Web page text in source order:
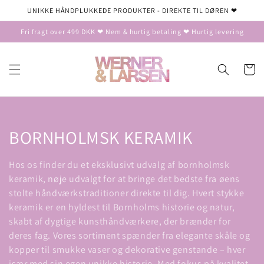
Gå til
UNIKKE HÅNDPLUKKEDE PRODUKTER - DIREKTE TIL DØREN ❤
Fri fragt over 499 DKK ❤ Nem & hurtig betaling ❤ Hurtig levering
K
o
l
l
e
k
BORNHOLMSK KERAMIK
Hos os finder du et eksklusivt udvalg af bornholmsk
keramik, nøje udvalgt for at bringe det bedste fra øens
stolte håndværkstraditioner direkte til dig. Hvert stykke
keramik er en hyldest til Bornholms historie og natur,
skabt af dygtige kunsthåndværkere, der brænder for
deres fag. Vores sortiment spænder fra elegante skåle og
kopper til smukke vaser og dekorative genstande – hver